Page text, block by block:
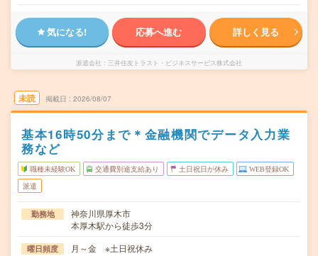
気になる! 応募へ進む 詳しく見る
派遣会社 三井住友トラスト・ビジネスサービス株式会社
未読 掲載日 2026/08/07
基本16時50分まで＊金融機関でデータ入力業
務など
職種未経験OK 交通費別途支給あり 土日祝日が休み WEB登録OK
派遣
勤務地
神奈川県厚木市
本厚木駅から徒歩3分
曜日頻度 月～金 ※土日祝休み